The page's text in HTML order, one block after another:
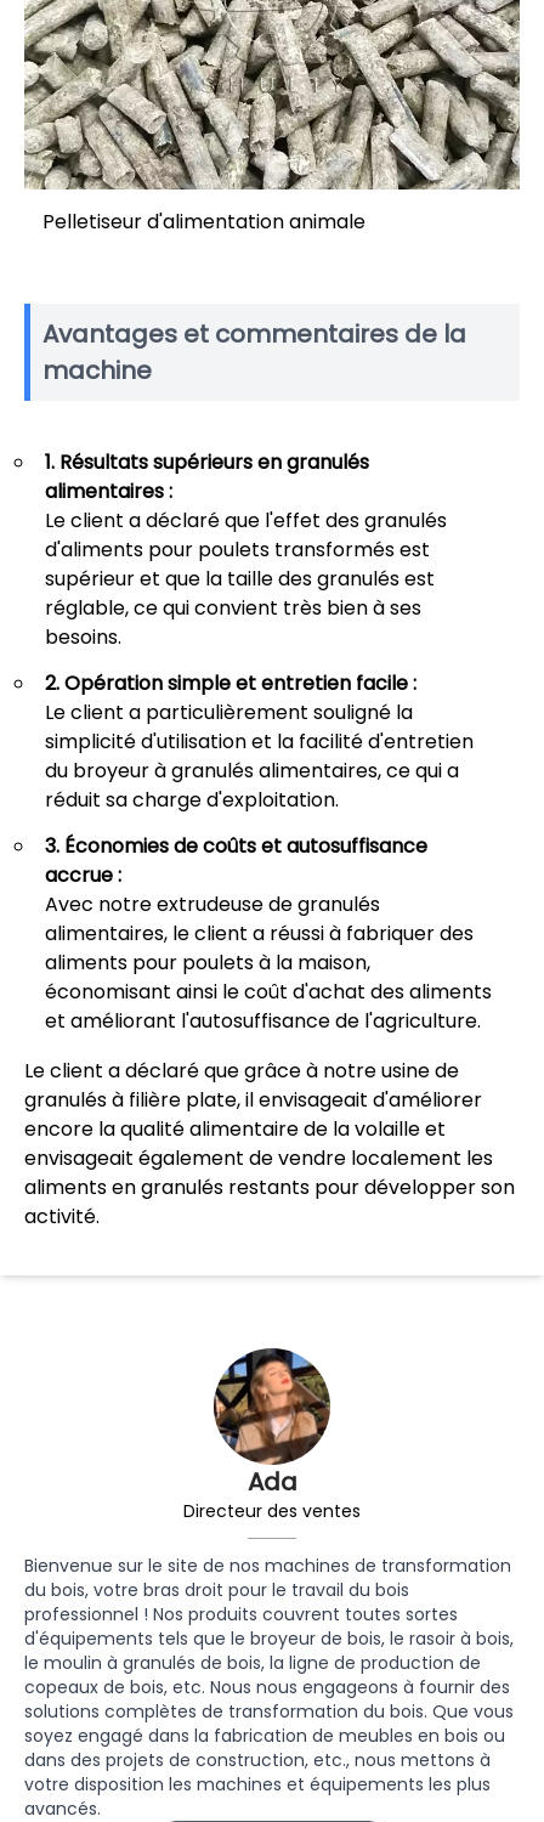
Ada
Directeur des ventes
Bienvenue sur le site de nos machines de transformation
du bois, votre bras droit pour le travail du bois
professionnel ! Nos produits couvrent toutes sortes
d'équipements tels que le broyeur de bois, le rasoir à bois,
le moulin à granulés de bois, la ligne de production de
copeaux de bois, etc. Nous nous engageons à fournir des
solutions complètes de transformation du bois. Que vous
soyez engagé dans la fabrication de meubles en bois ou
dans des projets de construction, etc., nous mettons à
votre disposition les machines et équipements les plus
avancés.
Pelletiseur d'alimentation animale
Avantages et commentaires de la
machine
1. Résultats supérieurs en granulés
alimentaires :
Le client a déclaré que l'effet des granulés
d'aliments pour poulets transformés est
supérieur et que la taille des granulés est
réglable, ce qui convient très bien à ses
besoins.
2. Opération simple et entretien facile :
Le client a particulièrement souligné la
simplicité d'utilisation et la facilité d'entretien
du broyeur à granulés alimentaires, ce qui a
réduit sa charge d'exploitation.
3. Économies de coûts et autosuffisance
accrue :
Avec notre extrudeuse de granulés
alimentaires, le client a réussi à fabriquer des
aliments pour poulets à la maison,
économisant ainsi le coût d'achat des aliments
et améliorant l'autosuffisance de l'agriculture.
Le client a déclaré que grâce à notre usine de
granulés à filière plate, il envisageait d'améliorer
encore la qualité alimentaire de la volaille et
envisageait également de vendre localement les
aliments en granulés restants pour développer son
activité.